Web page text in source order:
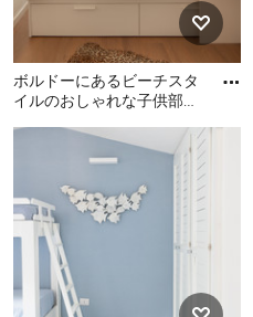
ボルドーにあるビーチスタ
イルのおしゃれな子供部屋
ボルドーにあるビーチスタ
イルのおしゃれな子供部屋
の写真